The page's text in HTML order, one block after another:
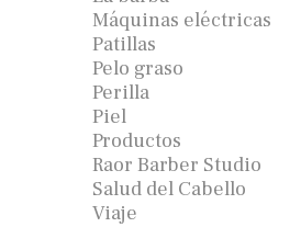
Máquinas eléctricas
Patillas
Pelo graso
Perilla
Piel
Productos
Raor Barber Studio
Salud del Cabello
Viaje